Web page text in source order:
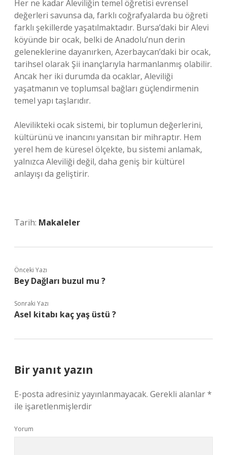
Her ne kadar Aleviliğin temel öğretisi evrensel
değerleri savunsa da, farklı coğrafyalarda bu öğreti
farklı şekillerde yaşatılmaktadır. Bursa’daki bir Alevi
köyünde bir ocak, belki de Anadolu’nun derin
geleneklerine dayanırken, Azerbaycan’daki bir ocak,
tarihsel olarak Şii inançlarıyla harmanlanmış olabilir.
Ancak her iki durumda da ocaklar, Aleviliği
yaşatmanın ve toplumsal bağları güçlendirmenin
temel yapı taşlarıdır.
Alevilikteki ocak sistemi, bir toplumun değerlerini,
kültürünü ve inancını yansıtan bir mihraptır. Hem
yerel hem de küresel ölçekte, bu sistemi anlamak,
yalnızca Aleviliği değil, daha geniş bir kültürel
anlayışı da geliştirir.
Tarih: Makaleler
Önceki Yazı
Bey Dağları buzul mu ?
Sonraki Yazı
Asel kitabı kaç yaş üstü ?
Bir yanıt yazın
E-posta adresiniz yayınlanmayacak. Gerekli alanlar*
ile işaretlenmişlerdir
Yorum